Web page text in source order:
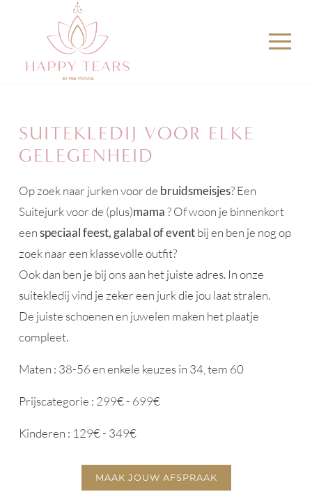
SUITEKLEDIJ VOOR ELKE
GELEGENHEID
Op zoek naar jurken voor de bruidsmeisjes? Een
Suitejurk voor de (plus)mama? Of woon je binnenkort
eenspeciaal feest, galabal of eventbij en ben je nog op
zoek naar een klassevolle outfit?
Ook dan ben je bij ons aan het juiste adres. In onze
suitekledij vind je zeker een jurk die jou laat stralen.
De juiste schoenen en juwelen maken het plaatje
compleet.
Maten : 38-56 en enkele keuzes in 34, tem 60
Prijscategorie : 299€ - 699€
Kinderen : 129€ - 349€
MAAK JOUW AFSPRAAK